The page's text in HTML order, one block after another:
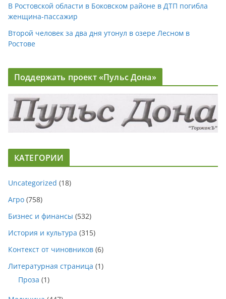
В Ростовской области в Боковском районе в ДТП погибла
женщина-пассажир
Второй человек за два дня утонул в озере Лесном в
Ростове
Поддержать проект «Пульс Дона»
КАТЕГОРИИ
Uncategorized (18)
Агро (758)
Бизнес и финансы (532)
История и культура (315)
Контекст от чиновников (6)
Литературная страница (1)
Проза (1)